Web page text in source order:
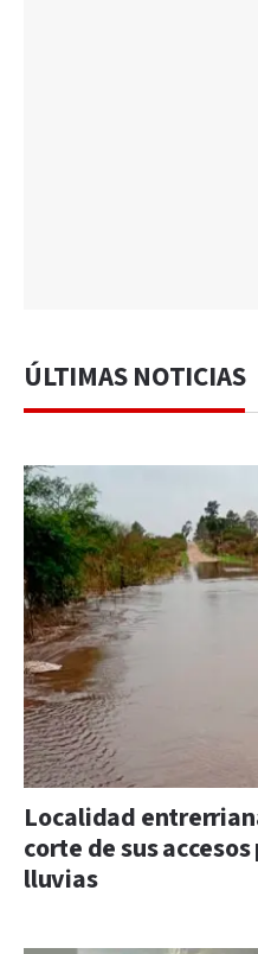
ÚLTIMAS NOTICIAS
Localidad
corte de sus
lluvias